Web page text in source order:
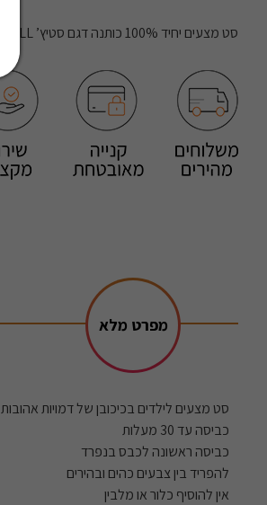
סט מצעים יחיד 100% כותנה דגם סטיץ’ CHILL
מפרט מלא
סט מצעים לילדים בכיכובן של דמויות אהובות 100% כותנה
כביסה עד 30 מעלות
כביסה ראשונה לכבס בנפרד
להפריד בין צבעים כהים ובהירים
אין להוסיף כלור או מלבין